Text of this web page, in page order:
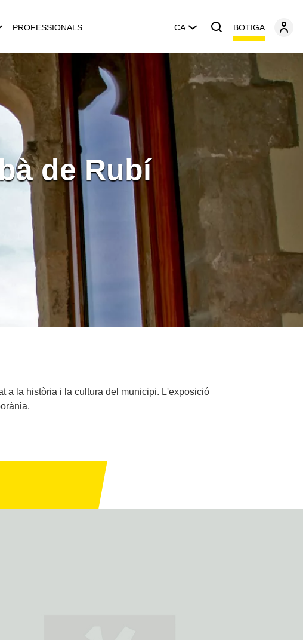
PROFESSIONALS CA BOTIGA
de Rubí
a la història i la cultura del municipi. L'exposició